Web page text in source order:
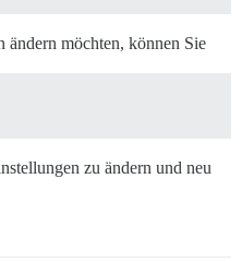
möchten, können Sie
zu ändern und neu